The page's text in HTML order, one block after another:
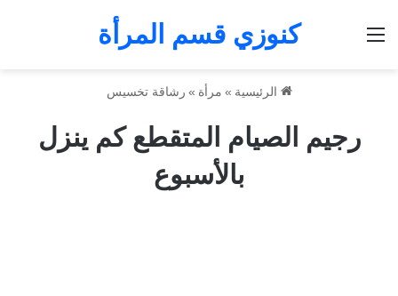
كنوزي قسم المرأة
الرئيسية » مرأة » رشاقة تخسيس
رجيم الصيام المتقطع كم ينزل
بالأسبوع